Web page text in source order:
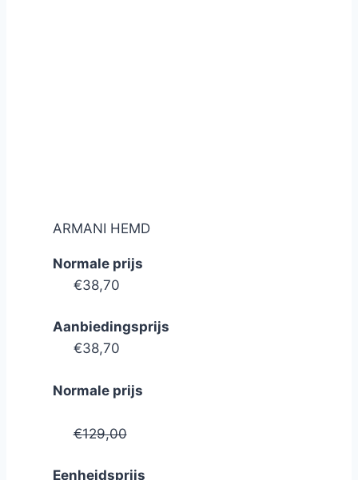
ARMANI HEMD
Normale prijs
€38,70
Aanbiedingsprijs
€38,70
Normale prijs
€129,00
Eenheidsprijs